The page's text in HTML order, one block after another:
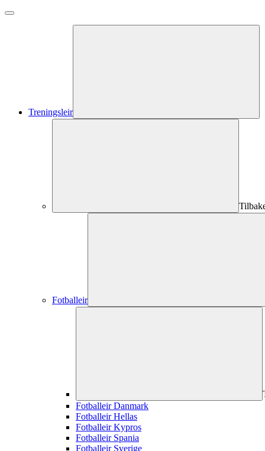
Treningsleir
Fotballeir
Fotballeir Danmark
Fotballeir Hellas
Fotballeir Kypros
Fotballeir Spania
Fotballeir Sverige